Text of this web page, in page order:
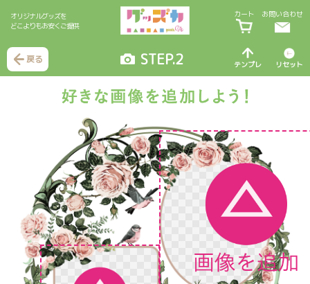
オリジナルグッズを
どこよりもお安くご提供
カート お問い合わせ
戻る STEP.2 テンプレ リセット